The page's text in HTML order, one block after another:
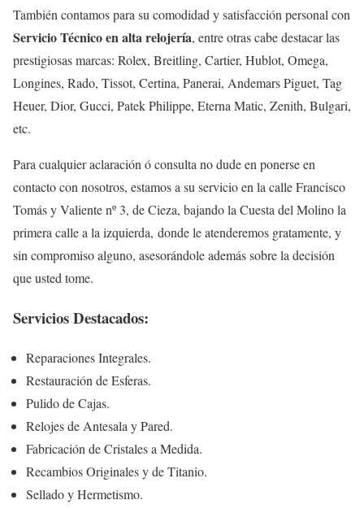
También contamos para su comodidad y satisfacción personal con
Servicio Técnico en alta relojería, entre otras cabe destacar las
prestigiosas marcas: Rolex, Breitling, Cartier, Hublot, Omega,
Longines, Rado, Tissot, Certina, Panerai, Andemars Piguet, Tag
Heuer, Dior, Gucci, Patek Philippe, Eterna Matic, Zenith, Bulgari,
etc.
Para cualquier aclaración ó consulta no dude en ponerse en
contacto con nosotros, estamos a su servicio en la calle Francisco
Tomás y Valiente nº 3, de Cieza, bajando la Cuesta del Molino la
primera calle a la izquierda, donde le atenderemos gratamente, y
sin compromiso alguno, asesorándole además sobre la decisión
que usted tome.
Servicios Destacados:
Reparaciones Integrales.
Restauración de Esferas.
Pulido de Cajas.
Relojes de Antesala y Pared.
Fabricación de Cristales a Medida.
Recambios Originales y de Titanio.
Sellado y Hermetismo.